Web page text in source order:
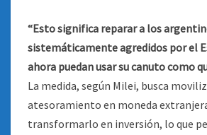
“Esto significa reparar a los
sistemáticamente agredidos por el
ahora puedan usar su canuto como
La medida, según Milei, busca
atesoramiento en moneda
transformarlo en inversión, lo que